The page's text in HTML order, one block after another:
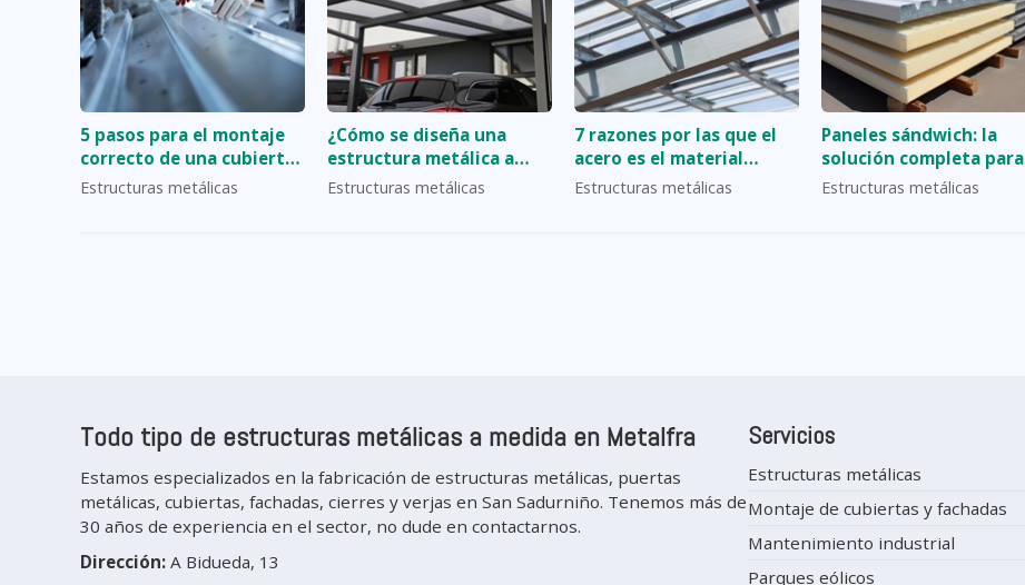
5 pasos para el montaje
correcto de una cubierta
metálica desde cero
Estructuras metálicas
¿Cómo se diseña una
estructura metálica a
medida?
Estructuras metálicas
7 razones por las que el
acero es el material
preferido para naves
Estructuras metálicas
Paneles sándwich: la
solución completa para
cubiertas y fachadas
Estructuras metálicas
Todo tipo de estructuras metálicas a medida en Metalfra
Estamos especializados en la fabricación de estructuras metálicas, puertas
metálicas, cubiertas, fachadas, cierres y verjas en San Sadurniño. Tenemos más de
30 años de experiencia en el sector, no dude en contactarnos.
Dirección: A Bidueda, 13
Servicios
Estructuras metálicas
Montaje de cubiertas y fachadas
Mantenimiento industrial
Parques eólicos